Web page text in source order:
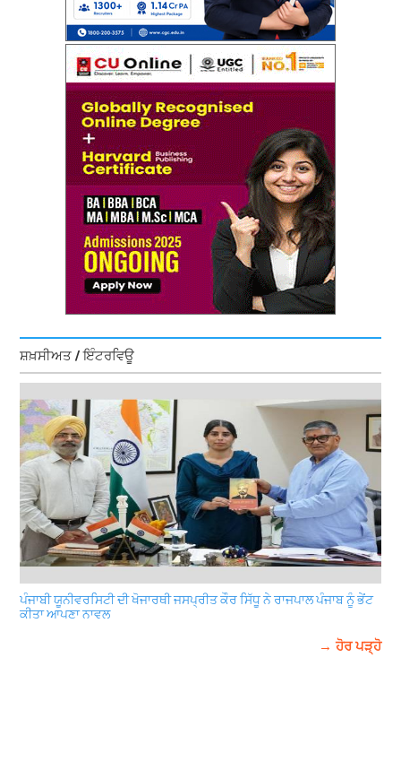
ਸ਼ਖ਼ਸੀਅਤ / ਇੰਟਰਵਿਊ
ਪੰਜਾਬੀ ਯੂਨੀਵਰਸਿਟੀ ਦੀ ਖੋਜਾਰਥੀ ਜਸਪ੍ਰੀਤ ਕੌਰ ਸਿੱਧੂ ਨੇ ਰਾਜਪਾਲ ਪੰਜਾਬ ਨੂੰ ਭੇਂਟ
ਕੀਤਾ ਆਪਣਾ ਨਾਵਲ
→ ਹੋਰ ਪੜ੍ਹੋ